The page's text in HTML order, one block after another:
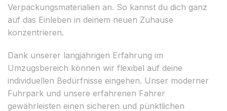
Verpackungsmaterialien an. So kannst du dich ganz
auf das Einleben in deinem neuen Zuhause
konzentrieren.
Dank unserer langjährigen Erfahrung im
Umzugsbereich können wir flexibel auf deine
individuellen Bedürfnisse eingehen. Unser moderner
Fuhrpark und unsere erfahrenen Fahrer
gewährleisten einen sicheren und pünktlichen